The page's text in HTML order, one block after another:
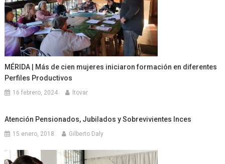
MÉRIDA | Más de cien mujeres iniciaron formación en diferentes
Perfiles Productivos
16 febrero, 2024 ltovar
Atención Pensionados, Jubilados y Sobrevivientes Inces
15 enero, 2018 Gilberto Daly